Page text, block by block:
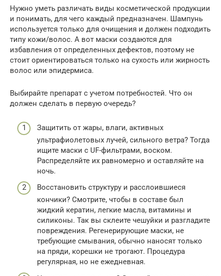
Нужно уметь различать виды косметической продукции
и понимать, для чего каждый предназначен. Шампунь
используется только для очищения и должен подходить
типу кожи/волос. А вот маски создаются для
избавления от определенных дефектов, поэтому не
стоит ориентироваться только на сухость или жирность
волос или эпидермиса.
Выбирайте препарат с учетом потребностей. Что он
должен сделать в первую очередь?
Защитить от жары, влаги, активных
ультрафиолетовых лучей, сильного ветра? Тогда
ищите маски с UF-фильтрами, воском.
Распределяйте их равномерно и оставляйте на
ночь.
Восстановить структуру и расслоившиеся
кончики? Смотрите, чтобы в составе был
жидкий кератин, легкие масла, витамины и
силиконы. Так вы склеите чешуйки и разгладите
повреждения. Регенерирующие маски, не
требующие смывания, обычно наносят только
на пряди, корешки не трогают. Процедура
регулярная, но не ежедневная.